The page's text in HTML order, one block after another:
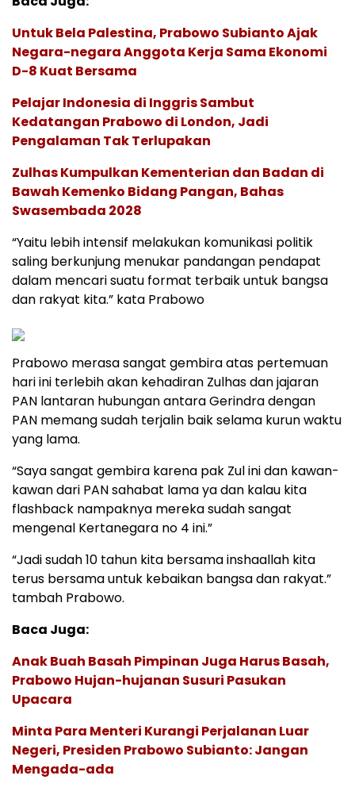
Untuk Bela Palestina, Prabowo Subianto Ajak
Negara-negara Anggota Kerja Sama Ekonomi
D-8 Kuat Bersama
Pelajar Indonesia di Inggris Sambut
Kedatangan Prabowo di London, Jadi
Pengalaman Tak Terlupakan
Zulhas Kumpulkan Kementerian dan Badan di
Bawah Kemenko Bidang Pangan, Bahas
Swasembada 2028
“Yaitu lebih intensif melakukan komunikasi politik
saling berkunjung menukar pandangan pendapat
dalam mencari suatu format terbaik untuk bangsa
dan rakyat kita.” kata Prabowo
Prabowo merasa sangat gembira atas pertemuan
hari ini terlebih akan kehadiran Zulhas dan jajaran
PAN lantaran hubungan antara Gerindra dengan
PAN memang sudah terjalin baik selama kurun waktu
yang lama.
“Saya sangat gembira karena pak Zul ini dan kawan-
kawan dari PAN sahabat lama ya dan kalau kita
flashback nampaknya mereka sudah sangat
mengenal Kertanegara no 4 ini.”
“Jadi sudah 10 tahun kita bersama inshaallah kita
terus bersama untuk kebaikan bangsa dan rakyat.”
tambah Prabowo.
Baca Juga:
Anak Buah Basah Pimpinan Juga Harus Basah,
Prabowo Hujan-hujanan Susuri Pasukan
Upacara
Minta Para Menteri Kurangi Perjalanan Luar
Negeri, Presiden Prabowo Subianto: Jangan
Mengada-ada